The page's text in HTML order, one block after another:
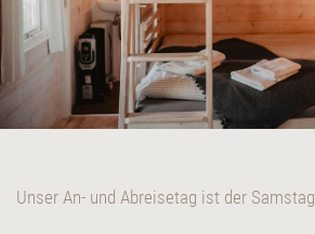
Unser An- und Abreisetag ist der Samstag.